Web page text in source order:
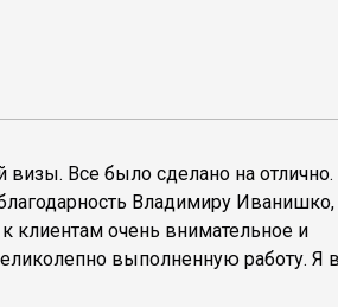
Все было сделано на отлично.
Владимиру Иванишко,
клиентам очень внимательное и
выполненную работу. Я